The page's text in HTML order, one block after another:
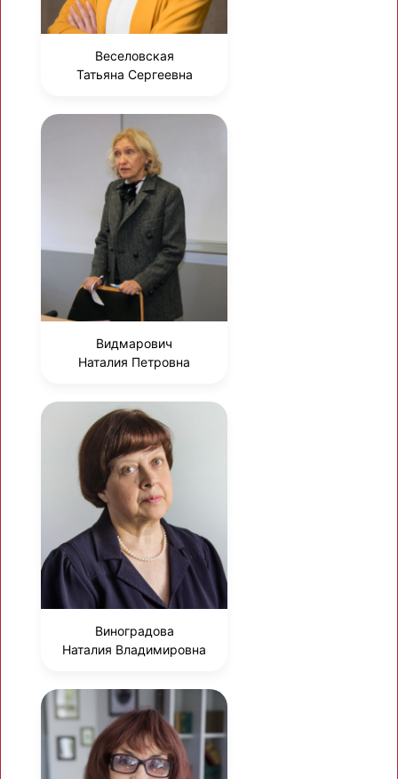
Веселовская
Татьяна Сергеевна
Видмарович
Наталия Петровна
Виноградова
Наталия Владимировна